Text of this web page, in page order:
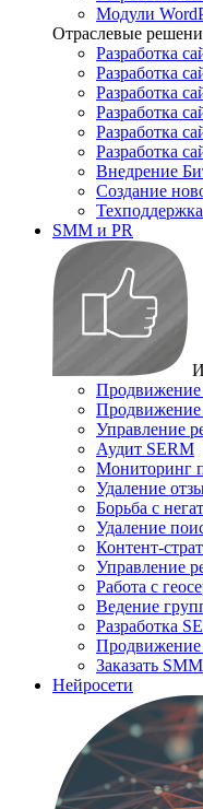
Модули
Отраслевые
Разработка
Разработка
Разработка
Разработка
Разработка
Разработка
Внедрение
Создание
SMM и PR
Продвижение
Продвижение
Управление
Аудит SERM
Мониторинг
Удаление
Борьба с
Удаление
Контент-
Управление
Работа с
Ведение
Разработка
Продвижение
Заказать SMM
Нейросети